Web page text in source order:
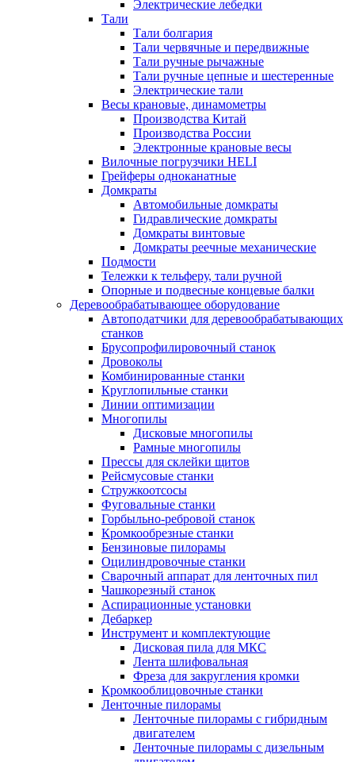
Электрические лебедки
Тали
Тали болгария
Тали червячные и передвижные
Тали ручные рычажные
Тали ручные цепные и шестеренные
Электрические тали
Весы крановые, динамометры
Производства Китай
Производства России
Электронные крановые весы
Вилочные погрузчики HELI
Грейферы одноканатные
Домкраты
Автомобильные домкраты
Гидравлические домкраты
Домкраты винтовые
Домкраты реечные механические
Подмости
Тележки к тельферу, тали ручной
Опорные и подвесные концевые балки
Деревообрабатывающее оборудование
Автоподатчики для деревообрабатывающих
станков
Брусопрофилировочный станок
Дровоколы
Комбинированные станки
Круглопильные станки
Линии оптимизации
Многопилы
Дисковые многопилы
Рамные многопилы
Прессы для склейки щитов
Рейсмусовые станки
Стружкоотсосы
Фуговальные станки
Горбыльно-ребровой станок
Кромкообрезные станки
Бензиновые пилорамы
Оцилиндровочные станки
Сварочный аппарат для ленточных пил
Чашкорезный станок
Аспирационные установки
Дебаркер
Инструмент и комплектующие
Дисковая пила для МКС
Лента шлифовальная
Фреза для закругления кромки
Кромкооблицовочные станки
Ленточные пилорамы
Ленточные пилорамы с гибридным
двигателем
Ленточные пилорамы с дизельным